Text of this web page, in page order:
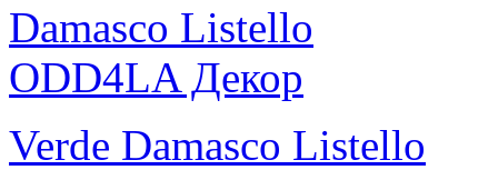
Verde Damasco Listello